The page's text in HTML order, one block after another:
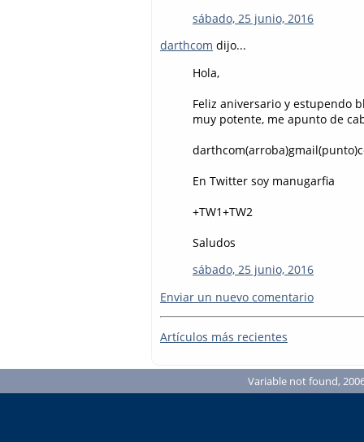
sábado, 25 junio, 2016
darthcom dijo...
Hola,
Feliz aniversario y estupendo
muy potente, me apunto de
En Twitter soy manugarfia
+TW1+TW2
Saludos
sábado, 25 junio, 2016
Enviar un nuevo comentario
Artículos más recientes
Variable not found,